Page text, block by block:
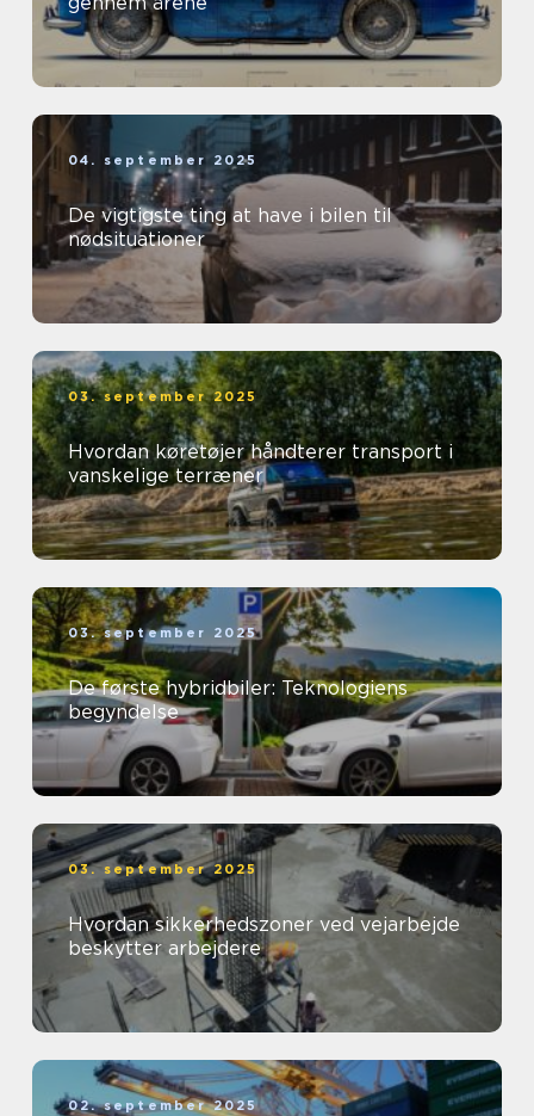
04. september 2025
De vigtigste ting at have i bilen til
nødsituationer
03. september 2025
Hvordan køretøjer håndterer transport i
vanskelige terræner
03. september 2025
De første hybridbiler: Teknologiens
begyndelse
03. september 2025
Hvordan sikkerhedszoner ved vejarbejde
beskytter arbejdere
02. september 2025